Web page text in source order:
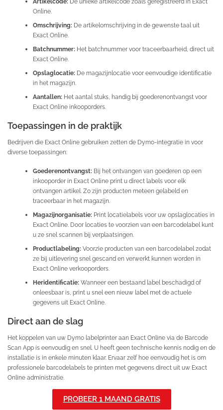
Online.
Omschrijving:De artikelomschrijving in de gewenste taal uit
Exact Online.
Batchnummer:Het batchnummer voor traceerbaarheid, direct uit
Exact Online.
Opslaglocatie:De magazijnlocatie voor eenvoudige identificatie
in het magazijn.
Aantallen:Het aantal stuks, handig bij goederenontvangst voor
Exact Online inkooporders.
Toepassingen in de praktijk
Bedrijven die Exact Online gebruiken zetten de Dymo-integratie in voor
diverse toepassingen:
Goederenontvangst:Bij het ontvangen van goederen op een
inkooporder in Exact Online print u direct labels voor elk
ontvangen artikel. Zo zijn producten meteen gelabeld en
traceerbaar in het magazijn.
Magazijnorganisatie:Print locatielabels voor uw opslaglocaties in
Exact Online. Door locaties te voorzien van een barcodelabel kunt
u ze snel scannen bij verplaatsingen.
Productlabeling:Voorzie producten van een barcodelabel zodat
ze bij uitlevering snel gescand en verwerkt kunnen worden in
Exact Online verkooporders.
Heridentificatie:Wanneer een bestaand label beschadigd of
onleesbaar is, print u snel een nieuw label met de actuele
gegevens uit Exact Online.
Direct aan de slag
Het koppelen van uw Dymo labelprinter aan Exact Online via de Barcode
Scan App is eenvoudig en snel. U heeft geen technische kennis nodig en de
installatie is in enkele minuten klaar. Ervaar zelf hoe eenvoudig het is om
professionele barcodelabels te printen met gegevens direct uit uw Exact
Online administratie.
PROBEER 1 MAAND GRATIS